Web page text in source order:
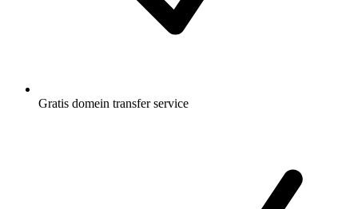
Gratis domein transfer service